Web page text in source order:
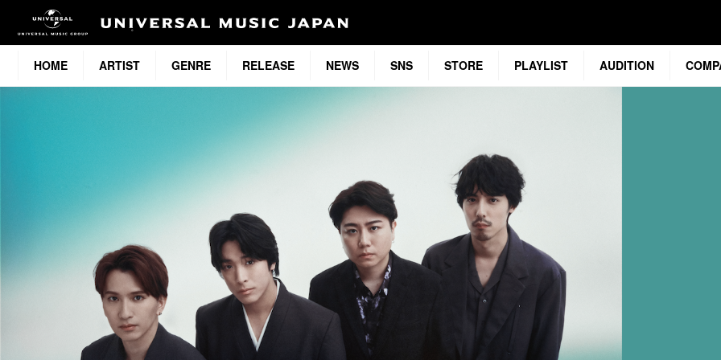
HOME ARTIST GENRE RELEASE NEWS SNS STORE PLAYLIST AUDITION